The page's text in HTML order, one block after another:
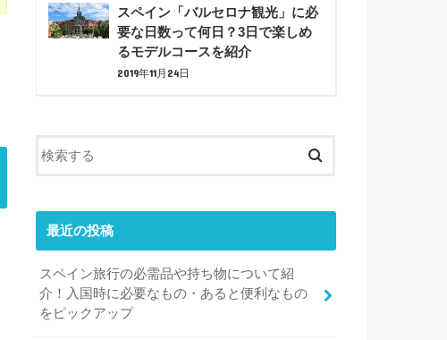
スペイン「バルセロナ観光」に必
要な日数って何日？3日で楽しめ
るモデルコースを紹介
2019年11月24日
最近の投稿
スペイン旅行の必需品や持ち物について紹
介！入国時に必要なもの・あると便利なもの
をピックアップ